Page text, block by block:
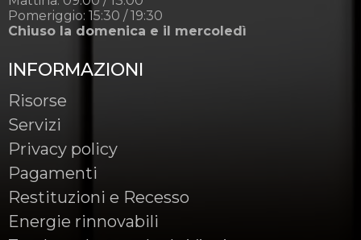
Pomeriggio: 15:30 / 19:30
Chiuso la domenica e il mercoledì
INFORMAZIONI
Risorse
Servizi
Privacy policy
Pagamenti
Restituzioni e Recesso
Energie rinnovabili